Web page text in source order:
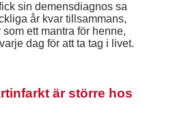
sin demensdiagnos sa
år kvar tillsammans,
ett mantra för henne,
dag för att ta tag i livet.
är större hos